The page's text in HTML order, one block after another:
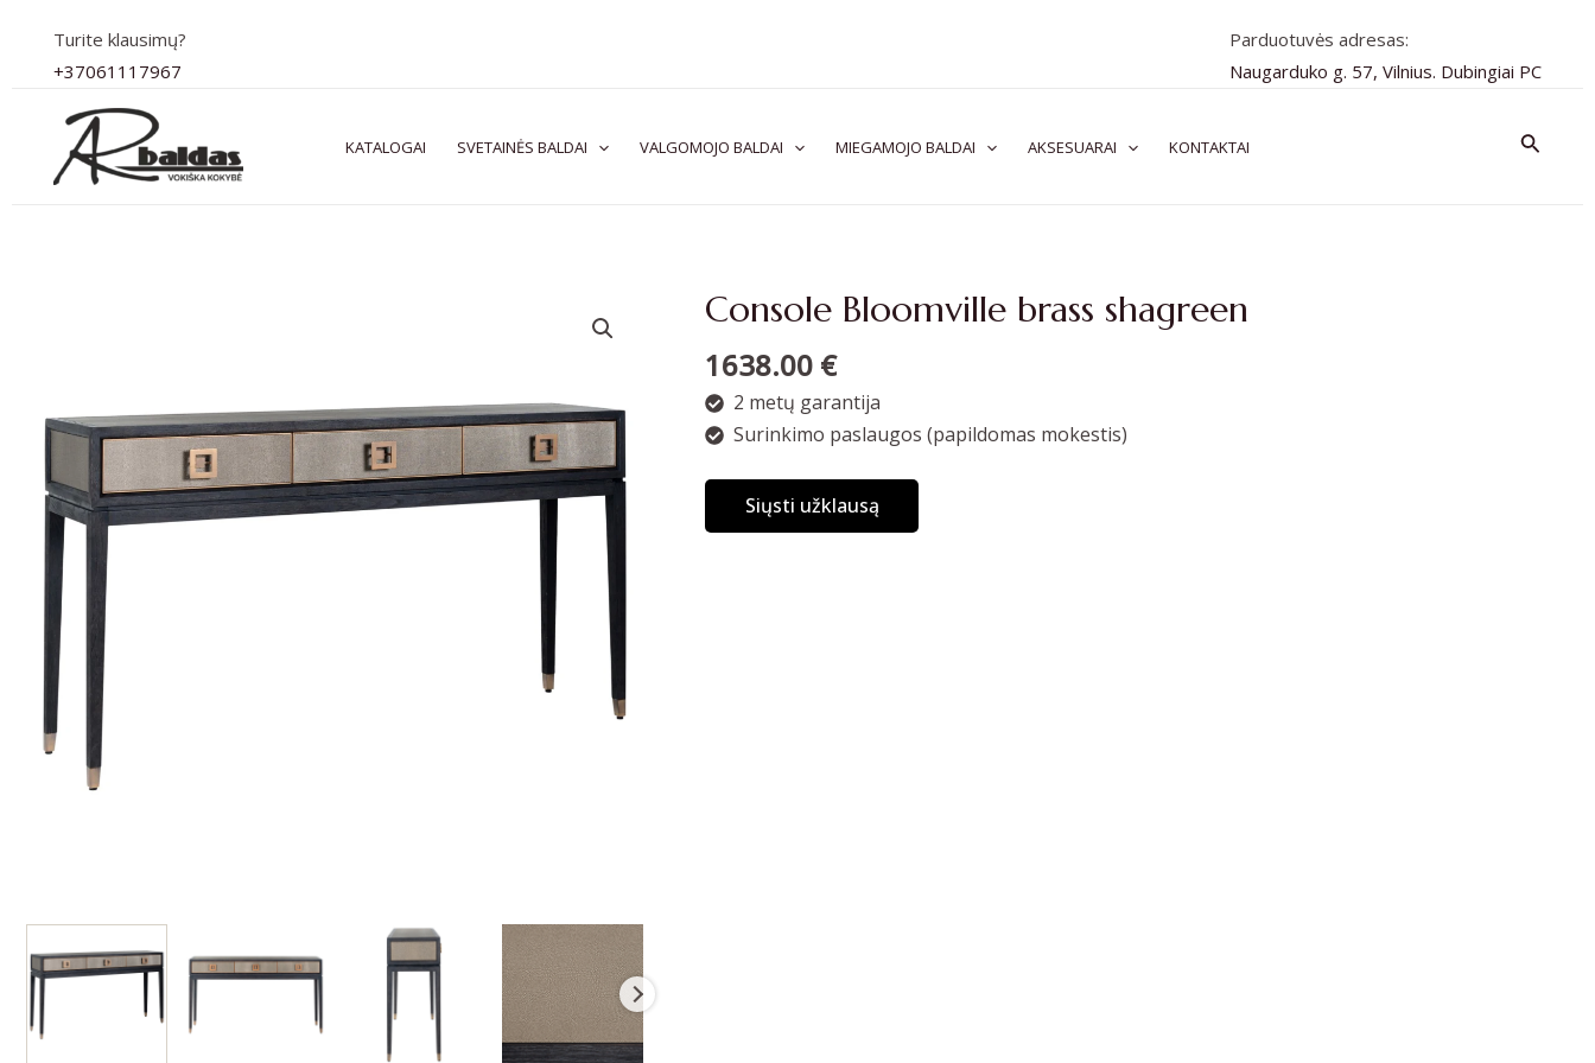
turinio
Turite klausimų?
+37061117967
Parduotuvės adresas:
Naugarduko g. 57, Vilnius. Dubingiai PC
KATALOGAI SVETAINĖS BALDAI VALGOMOJO BALDAI MIEGAMOJO BALDAI AKSESUARAI KONTAKTAI Paieška
Console Bloomville brass shagreen
1638.00 €
2 metų garantija
Surinkimo paslaugos (papildomas mokestis)
Siųsti užklausą